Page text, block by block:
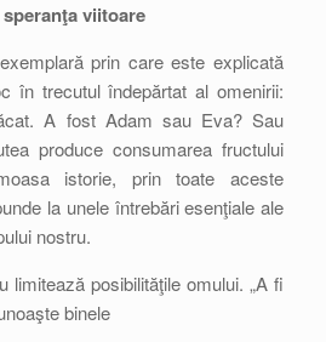
viitoare
prin care este explicată
în trecutul îndepărtat al omenirii:
A fost Adam sau Eva? Sau
produce consumarea fructului
istorie, prin toate aceste
la unele întrebări esenţiale ale
nostru.
limitează posibilităţile omului. „A fi
binele